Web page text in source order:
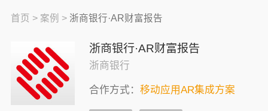
首页 > 案例 > 浙商银行·AR财富报告
浙商银行·AR财富报告
浙商银行
合作方式：移动应用AR集成方案